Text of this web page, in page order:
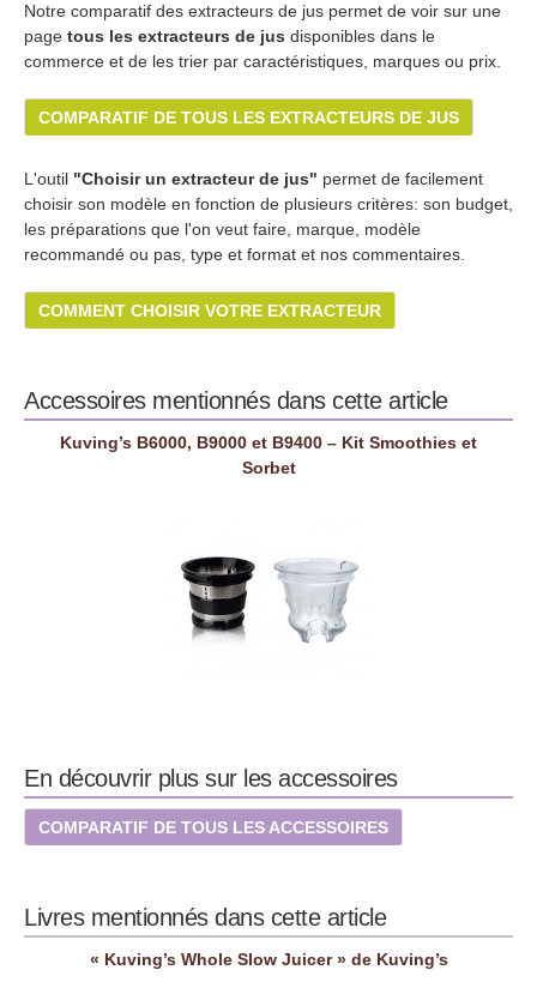
Notre comparatif des extracteurs de jus permet de voir sur une
page tous les extracteurs de jus disponibles dans le
commerce et de les trier par caractéristiques, marques ou prix.
COMPARATIF DE TOUS LES EXTRACTEURS DE JUS
L'outil "Choisir un extracteur de jus" permet de facilement
choisir son modèle en fonction de plusieurs critères: son budget,
les préparations que l'on veut faire, marque, modèle
recommandé ou pas, type et format et nos commentaires.
COMMENT CHOISIR VOTRE EXTRACTEUR
Accessoires mentionnés dans cette article
Kuving’s B6000, B9000 et B9400 – Kit Smoothies et
Sorbet
En découvrir plus sur les accessoires
COMPARATIF DE TOUS LES ACCESSOIRES
Livres mentionnés dans cette article
« Kuving’s Whole Slow Juicer » de Kuving’s